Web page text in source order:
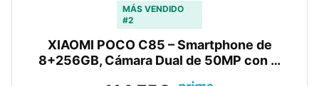
MÁS VENDIDO
#2
XIAOMI POCO C85 – Smartphone de
8+256GB, Cámara Dual de 50MP con …